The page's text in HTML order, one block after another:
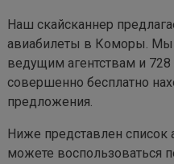
Наш скайсканнер
авиабилеты в Коморы. Мы
ведущим агентствам и
совершенно бесплатно
предложения.
Ниже представлен
можете воспользоваться